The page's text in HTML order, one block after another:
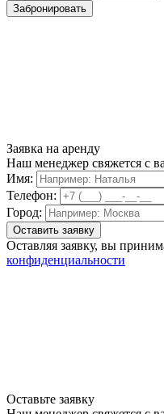
Забронировать
Заявка на аренду
Наш менеджер свяжется с
Имя:
Телефон:
Город:
Оставляя заявку, вы
конфиденциальности
Оставьте заявку